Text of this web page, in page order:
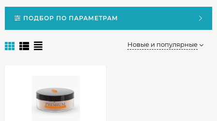
ПОДБОР ПО ПАРАМЕТРАМ
Новые и популярные